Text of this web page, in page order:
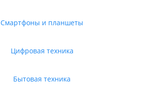
Смартфоны и планшеты
Цифровая техника
Бытовая техника